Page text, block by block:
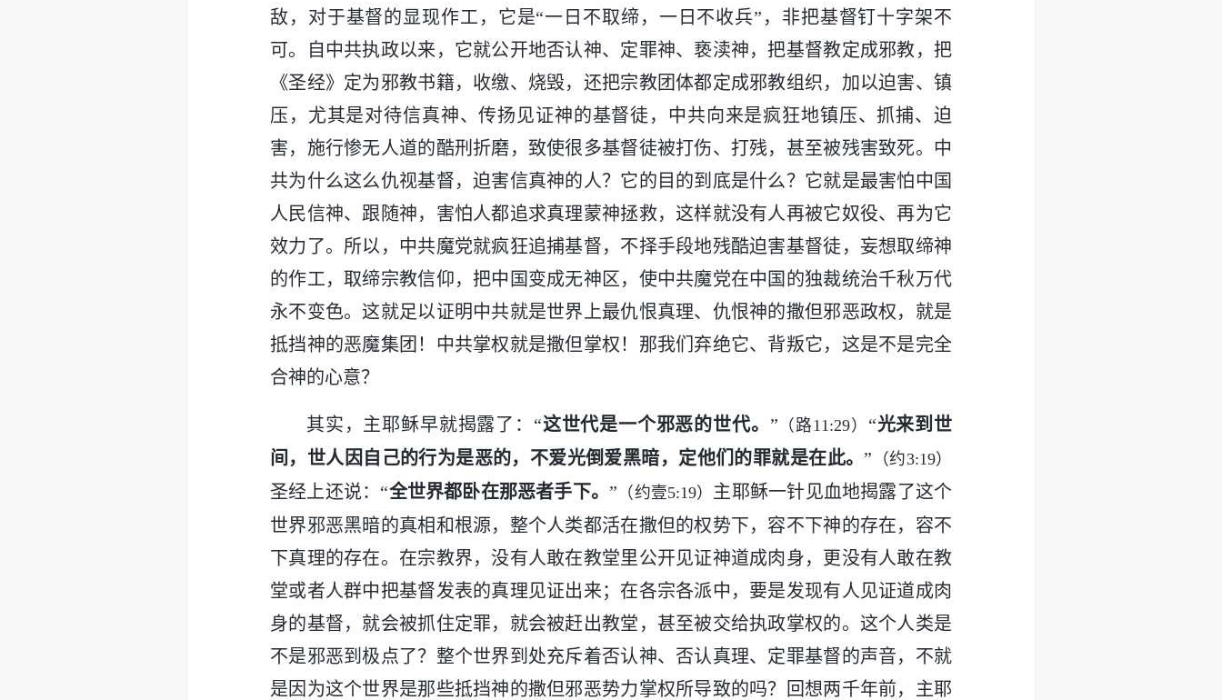
敌，对于基督的显现作工，它是“一日不取缔，一日不收兵”，非把基督钉十字架不
可。自中共执政以来，它就公开地否认神、定罪神、亵渎神，把基督教定成邪教，把
《圣经》定为邪教书籍，收缴、烧毁，还把宗教团体都定成邪教组织，加以迫害、镇
压，尤其是对待信真神、传扬见证神的基督徒，中共向来是疯狂地镇压、抓捕、迫
害，施行惨无人道的酷刑折磨，致使很多基督徒被打伤、打残，甚至被残害致死。中
共为什么这么仇视基督，迫害信真神的人？它的目的到底是什么？它就是最害怕中国
人民信神、跟随神，害怕人都追求真理蒙神拯救，这样就没有人再被它奴役、再为它
效力了。所以，中共魔党就疯狂追捕基督，不择手段地残酷迫害基督徒，妄想取缔神
的作工，取缔宗教信仰，把中国变成无神区，使中共魔党在中国的独裁统治千秋万代
永不变色。这就足以证明中共就是世界上最仇恨真理、仇恨神的撒但邪恶政权，就是
抵挡神的恶魔集团！中共掌权就是撒但掌权！那我们弃绝它、背叛它，这是不是完全
合神的心意？
其实，主耶稣早就揭露了：“这世代是一个邪恶的世代。 ” （路11:29） “光来到世
间，世人因自己的行为是恶的，不爱光倒爱黑暗，定他们的罪就是在此。” （约3:19）
圣经上还说：“全世界都卧在那恶者手下。” （约壹5:19） 主耶稣一针见血地揭露了这个
世界邪恶黑暗的真相和根源，整个人类都活在撒但的权势下，容不下神的存在，容不
下真理的存在。在宗教界，没有人敢在教堂里公开见证神道成肉身，更没有人敢在教
堂或者人群中把基督发表的真理见证出来；在各宗各派中，要是发现有人见证道成肉
身的基督，就会被抓住定罪，就会被赶出教堂，甚至被交给执政掌权的。这个人类是
不是邪恶到极点了？整个世界到处充斥着否认神、否认真理、定罪基督的声音，不就
是因为这个世界是那些抵挡神的撒但邪恶势力掌权所导致的吗？回想两千年前，主耶